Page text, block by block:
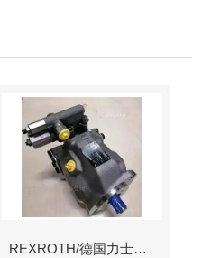
REXROTH/德国力士乐叶片泵